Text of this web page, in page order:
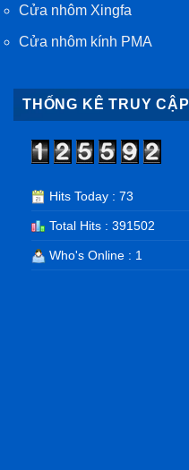
Cửa nhôm Xingfa
Cửa nhôm kính PMA
THỐNG KÊ TRUY CẬP
Hits Today : 73
Total Hits : 391502
Who's Online : 1